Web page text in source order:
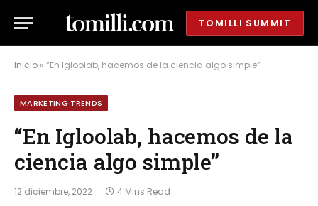
TOMILLI SUMMIT
Inicio » “En Igloolab, hacemos de la ciencia algo simple”
MARKETING TRENDS
“En Igloolab, hacemos de la
ciencia algo simple”
12 diciembre, 2022 4 Mins Read